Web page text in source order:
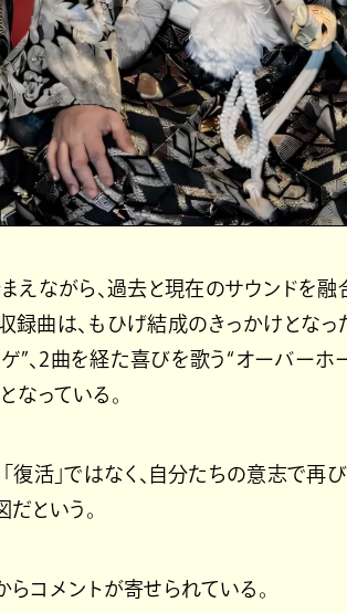
えながら、過去と現在のサウンドを融
録曲は、もひげ結成のきっかけとなっ
”、2曲を経た喜びを歌う“オーバーホ
っている。
復活」ではなく、自分たちの意志で再
という。
コメントが寄せられている。